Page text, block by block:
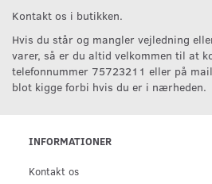
Kontakt os i butikken.
Hvis du står og mangler vejledning
varer, så er du altid velkommen til at
telefonnummer 75723211 eller på
blot kigge forbi hvis du er i nærheden.
INFORMATIONER
Kontakt os